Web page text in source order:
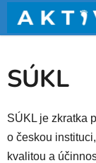
obsah
SÚKL
SÚKL je zkratka
o českou
kvalitou a